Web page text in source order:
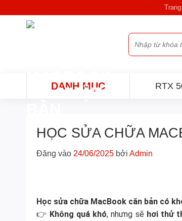
Tìm
kiếm:
DANH MỤC RTX
HỌC SỬA CHỮA
Đăng vào 24/06/2025 bởi Admin
Học sửa chữa MacBook căn bản có
👉 Không quá khó, nhưng sẽ hơi thử